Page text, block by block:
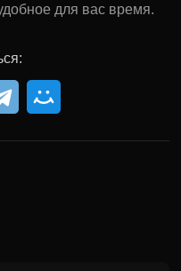
для вас время.